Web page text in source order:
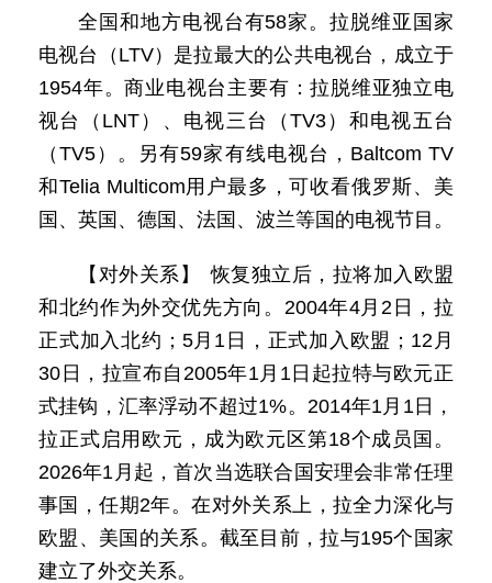
全国和地方电视台有58家。拉脱维亚国家
电视台（LTV）是拉最大的公共电视台，成立于
1954年。商业电视台主要有：拉脱维亚独立电
视台（LNT）、电视三台（TV3）和电视五台
（TV5）。另有59家有线电视台，Baltcom TV
和Telia Multicom用户最多，可收看俄罗斯、美
国、英国、德国、法国、波兰等国的电视节目。
【对外关系】 恢复独立后，拉将加入欧盟
和北约作为外交优先方向。2004年4月2日，拉
正式加入北约；5月1日，正式加入欧盟；12月
30日，拉宣布自2005年1月1日起拉特与欧元正
式挂钩，汇率浮动不超过1%。2014年1月1日，
拉正式启用欧元，成为欧元区第18个成员国。
2026年1月起，首次当选联合国安理会非常任理
事国，任期2年。在对外关系上，拉全力深化与
欧盟、美国的关系。截至目前，拉与195个国家
建立了外交关系。